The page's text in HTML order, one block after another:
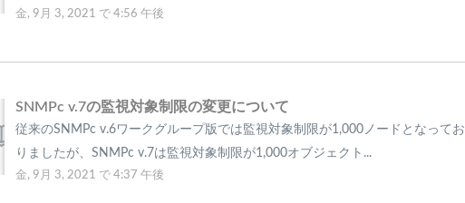
金, 9月 3, 2021 で 4:56 午後
SNMPc v.7の監視対象制限の変更について
従来のSNMPc v.6ワークグループ版では監視対象制限が1,000ノードとなってお
りましたが、SNMPc v.7は監視対象制限が1,000オブジェクト...
金, 9月 3, 2021 で 4:37 午後